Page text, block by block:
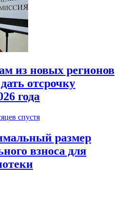
из новых регионов
отсрочку
года
спустя
размер
взноса для